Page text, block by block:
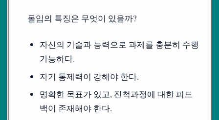
몰입의 특징은 무엇이 있을까?
자신의 기술과 능력으로 과제를 충분히 수행
가능하다.
자기 통제력이 강해야 한다.
명확한 목표가 있고, 진척과정에 대한 피드
백이 존재해야 한다.